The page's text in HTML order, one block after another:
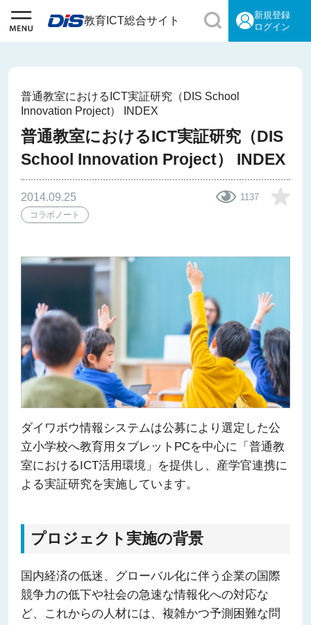
教育ICT総合サイト
新規登録
ログイン
普通教室におけるICT実証研究（DIS School
Innovation Project） INDEX
普通教室におけるICT実証研究（DIS
School Innovation Project） INDEX
2014.09.25 1137
コラボノート
ダイワボウ情報システムは公募により選定した公
立小学校へ教育用タブレットPCを中心に「普通教
室におけるICT活用環境」を提供し、産学官連携に
よる実証研究を実施しています。
プロジェクト実施の背景
国内経済の低迷、グローバル化に伴う企業の国際
競争力の低下や社会の急速な情報化への対応な
ど、これからの人材には、複雑かつ予測困難な問